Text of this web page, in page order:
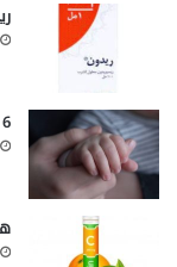
6 طرق للعناية بالبشرة المختلطة الحساسة